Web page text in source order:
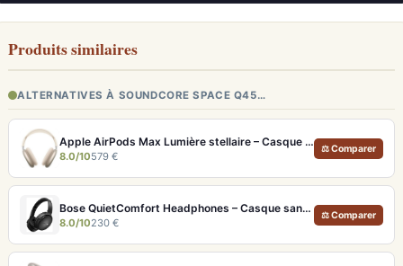
Produits similaires
ALTERNATIVES À SOUNDCORE SPACE Q45…
Apple AirPods Max Lumière stellaire – Casque Hi-Fi ANC pro et audio spatial immersif
8.0/10579 €
⚖ Comparer
Bose QuietComfort Headphones – Casque sans fil à réduction de bruit légendaire
8.0/10230 €
⚖ Comparer